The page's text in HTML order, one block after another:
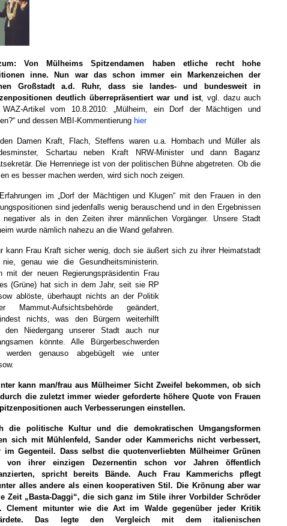
Von Mülheims Spitzendamen haben etliche recht hohe
inne. Nun war das schon immer ein Markenzeichen der
Großstadt a.d. Ruhr, dass sie landes- und bundesweit in
deutlich überrepräsentiert war und ist, vgl. dazu auch
Artikel vom 10.8.2010: „Mülheim, ein Dorf der Mächtigen und
und dessen MBI-Kommentierung hier
Damen Kraft, Flach, Steffens waren u.a. Hombach und Müller als
Schartau neben Kraft NRW-Minister und dann Baganz
Die Herrenriege ist von der politischen Bühne abgetreten. Ob die
es besser machen werden, wird sich noch zeigen.
im „Dorf der Mächtigen und Klugen“ mit den Frauen in den
sind jedenfalls wenig berauschend und in den Ergebnissen
negativer als in den Zeiten ihrer männlichen Vorgänger. Unsere Stadt
wurde nämlich nahezu an die Wand gefahren.
kann Frau Kraft sicher wenig, doch sie äußert sich zu ihrer Heimatstadt
genauwie die Gesundheitsministerin.
mit der neuen Regierungspräsidentin Frau
(Grüne) hat sich in dem Jahr, seit sie RP
ablöste, überhaupt nichts an der Politik
Mammut-Aufsichtsbehörde geändert,
nichts, was den Bürgern weiterhilft
den Niedergang unserer Stadt auch nur
könnte. Alle Bürgerbeschwerden
werden genauso abgebügelt wie unter
kann man/frau aus Mülheimer Sicht Zweifel bekommen, ob sich
die zuletzt immer wieder geforderte höhere Quote von Frauen
auch Verbesserungen einstellen.
die politische Kultur und die demokratischen Umgangsformen
sich mit Mühlenfeld, Sander oder Kammerichs nicht verbessert,
im Gegenteil. Dass selbst die quotenverliebten Mülheimer Grünen
von ihrer einzigen Dezernentin schon vor Jahren öffentlich
spricht bereits Bände. Auch Frau Kammerichs pflegt
alles andere als einen kooperativen Stil. Die Krönung aber war
Zeit „Basta-Daggi“, die sich ganz im Stile ihrer Vorbilder Schröder
Clement mitunter wie die Axt im Walde gegenüber jeder Kritik
Das legte den Vergleich mit dem italienischen